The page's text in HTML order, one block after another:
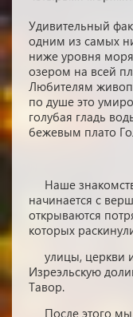
Удивительный
одним из самых
ниже уровня
озером на всей
Любителям
по душе это
голубая гладь
бежевым плато
Наше
начинается с
открываются
которых
улицы, церкви
Изреэльскую
Тавор.
После этого